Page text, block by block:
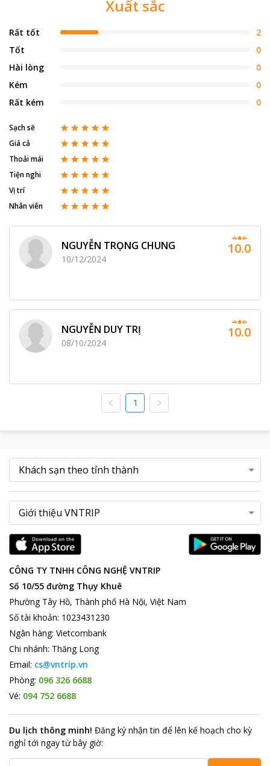
Xuất sắc
Rất tốt
2
Tốt
0
Hài lòng
0
Kém
0
Rất kém
0
Sạch sẽ
Giá cả
Thoải mái
Tiện nghi
Vị trí
Nhân viên
NGUYỄN TRỌNG CHUNG
10/12/2024
10.0
NGUYỄN DUY TRỊ
08/10/2024
10.0
1
CÔNG TY TNHH CÔNG NGHỆ VNTRIP
Số 10/55 đường Thụy Khuê
Phường Tây Hồ, Thành phố Hà Nội, Việt Nam
Số tài khoản: 1023431230
Ngân hàng: Vietcombank
Chi nhánh: Thăng Long
Email: cs@vntrip.vn
Phòng: 096 326 6688
Vé: 094 752 6688
Du lịch thông minh! Đăng ký nhận tin để lên kế hoạch cho kỳ
nghỉ tới ngay từ bây giờ: